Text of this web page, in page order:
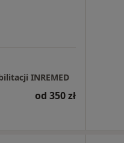
INREMED
od 350 zł